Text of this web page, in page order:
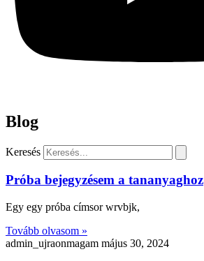
Blog
Keresés
Próba bejegyzésem a tananyaghoz
Egy egy próba címsor wrvbjk,
Tovább olvasom »
admin_ujraonmagam május 30, 2024